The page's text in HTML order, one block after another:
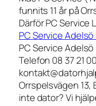
funnits 11 år på
Därför PC Service
PC Service Adelsö
PC Service
Telefon 08 37 21
Orrspelsvägen
inte dator? Vi